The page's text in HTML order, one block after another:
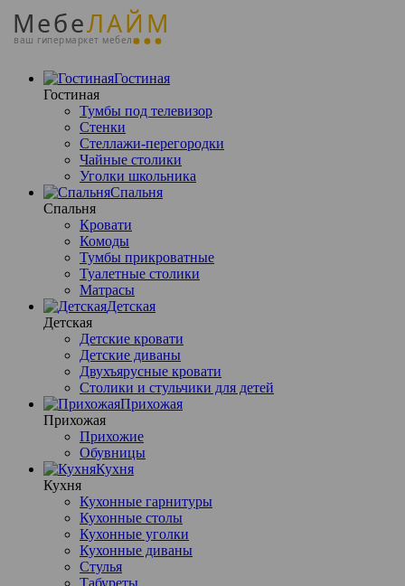
МебеЛАЙМ
ваш гипермаркет мебели
Гостиная
Гостиная
Тумбы под телевизор
Стенки
Стеллажи-перегородки
Чайные столики
Уголки школьника
Спальня
Спальня
Кровати
Комоды
Тумбы прикроватные
Туалетные столики
Матрасы
Детская
Детская
Детские кровати
Детские диваны
Двухъярусные кровати
Столики и стульчики для детей
Прихожая
Прихожая
Прихожие
Обувницы
Кухня
Кухня
Кухонные гарнитуры
Кухонные столы
Кухонные уголки
Кухонные диваны
Стулья
Табуреты